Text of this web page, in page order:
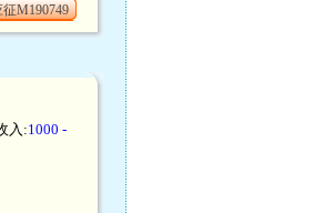
征M190749
入:1000 -